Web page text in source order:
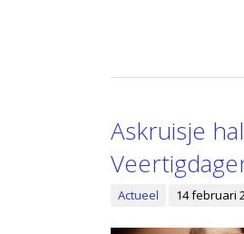
Askruisje
Actueel 14 februari